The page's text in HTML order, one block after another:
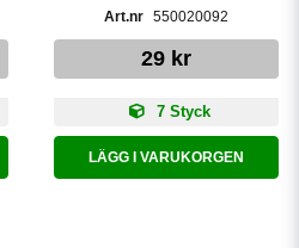
550020092
29 kr
7 Styck
LÄGG I VARUKORGEN